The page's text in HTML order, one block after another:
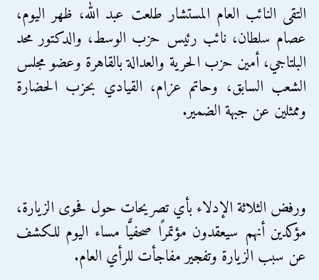
التقى النائب العام المستشار طلعت عبد الله، ظهر اليوم،
عصام سلطان، نائب رئيس حزب الوسط، والدكتور محد
البلتاجي، أمين حزب الحرية والعدالة بالقاهرة وعضو مجلس
الشعب السابق، وحاتم عزام، القيادي بحزب الحضارة
وممثلين عن جبهة الضمير.
ورفض الثلاثة الإدلاء بأي تصريحات حول فحوى الزيارة،
مؤكدين أنهم سيعقدون مؤتمرًا صحفيًّا مساء اليوم للكشف
عن سبب الزيارة وتفجير مفاجأت للرأي العام.